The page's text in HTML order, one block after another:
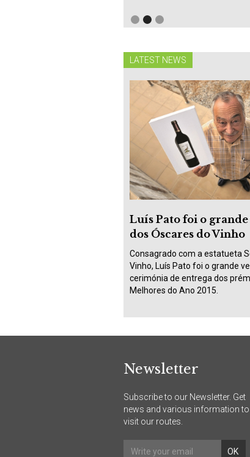
LATEST NEWS
Luís Pato foi o
dos Óscares do Vinho
Consagrado com a estatueta
Vinho, Luís Pato foi o grande
cerimónia de entrega dos
Melhores do Ano 2015.
Newsletter
Subscribe to our Newsletter. Get
news and various information to
visit our routes.